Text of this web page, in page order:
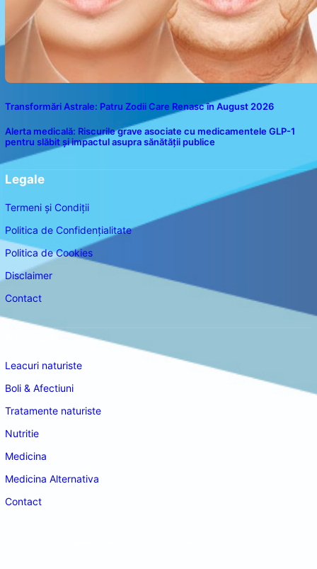
Transformări Astrale: Patru Zodii Care Renasc în August 2026
Alerta medicală: Riscurile grave asociate cu medicamentele GLP-1
pentru slăbit și impactul asupra sănătății publice
Legale
Termeni și Condiții
Politica de Confidențialitate
Politica de Cookies
Disclaimer
Contact
Leacuri naturiste
Boli & Afectiuni
Tratamente naturiste
Nutritie
Medicina
Medicina Alternativa
Contact